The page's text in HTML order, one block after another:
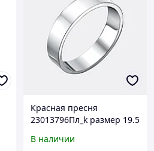
Красная пресня
23013796Пл_k размер 19.5
вставок
В наличии